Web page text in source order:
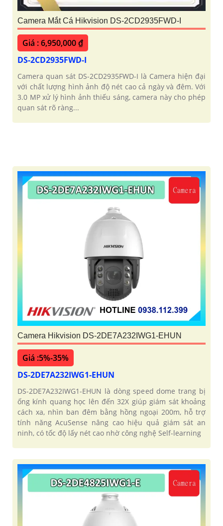
Camera Mắt Cá Hikvision DS-2CD2935FWD-I
Giá : 6,950,000 ₫
DS-2CD2935FWD-I
Camera quan sát DS-2CD2935FWD-I là Camera hiện đại
với chất lượng hình ảnh độ nét cao cả ngày và đêm. Với
3.0 MP xử lý hình ảnh thiếu sáng, camera này cho phép
quan sát rõ ràng...
Camera Hikvision DS-2DE7A232IWG1-EHUN
Giá :5%-35%
DS-2DE7A232IWG1-EHUN
DS-2DE7A232IWG1-EHUN là dòng speed dome trang bị
ống kính quang học lên đến 32X giúp giám sát khoảng
cách xa, nhìn ban đêm bằng hồng ngoại 200m, hỗ trợ
tính năng AcuSense nâng cao hiệu quả giám sát an
ninh, có tốc độ lấy nét cao nhờ công nghệ Self-learning